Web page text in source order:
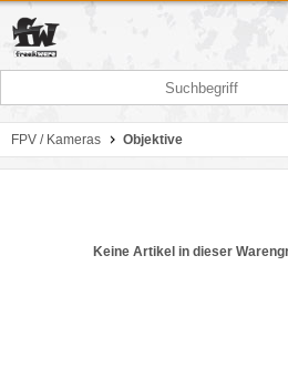
FPV / Kameras Objektive
Keine Artikel in dieser